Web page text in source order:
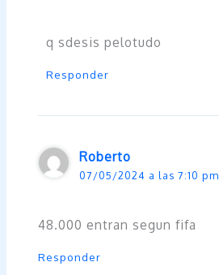
q sdesis pelotudo
Responder
Roberto
07/05/2024 a las 7:10 pm
48.000 entran segun fifa
Responder